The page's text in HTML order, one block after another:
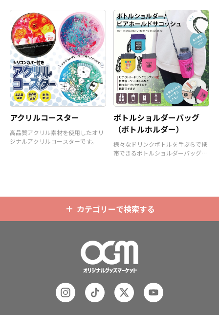
アクリルコースター
高品質アクリル素材を使用したオリ
ジナルアクリルコースターです。
ボトルショルダーバッグ
（ボトルホルダー）
様々なドリンクボトルを手ぶらで携
帯できるボトルショルダーバッグ
カテゴリーで検索する